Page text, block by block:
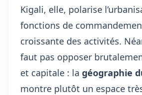
Kigali, elle, polarise
fonctions de
croissante des activités.
faut pas opposer
et capitale : la géographie
montre plutôt un espace